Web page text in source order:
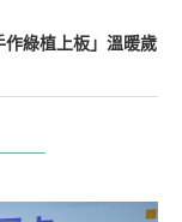
綠植上板」溫暖歲